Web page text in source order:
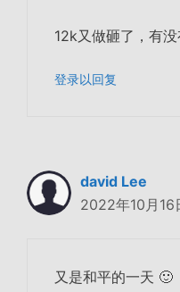
12k又做砸了，有
登录以回复
david Lee
2022年10月16
又是和平的一天 🙂